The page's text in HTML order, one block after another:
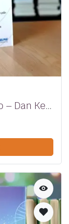
Chiến lược Marketing đỉnh cao – Dan Kennedy